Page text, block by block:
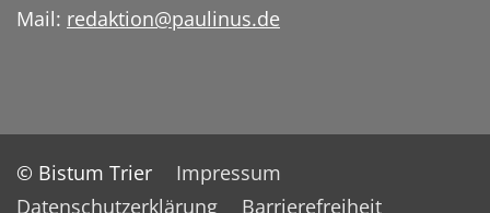
Mail: redaktion@paulinus.de
© Bistum Trier
Impressum
Datenschutzerklärung
Barrierefreiheit